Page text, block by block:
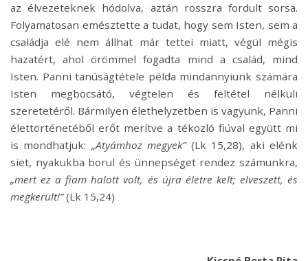
az élvezeteknek hódolva, aztán rosszra fordult sorsa.
Folyamatosan emésztette a tudat, hogy sem Isten, sem a
családja elé nem állhat már tettei miatt, végül mégis
hazatért, ahol örömmel fogadta mind a család, mind
Isten. Panni tanúságtétele példa mindannyiunk számára
Isten megbocsátó, végtelen és feltétel nélküli
szeretetéről. Bármilyen élethelyzetben is vagyunk, Panni
élettörténetéből erőt merítve a tékozló fiúval együtt mi
is mondhatjuk: „Atyámhoz megyek”(Lk 15,28), aki elénk
siet, nyakukba borul és ünnepséget rendez számunkra,
„mert ez a fiam halott volt, és újra életre kelt; elveszett, és
megkerült!”(Lk 15,24)